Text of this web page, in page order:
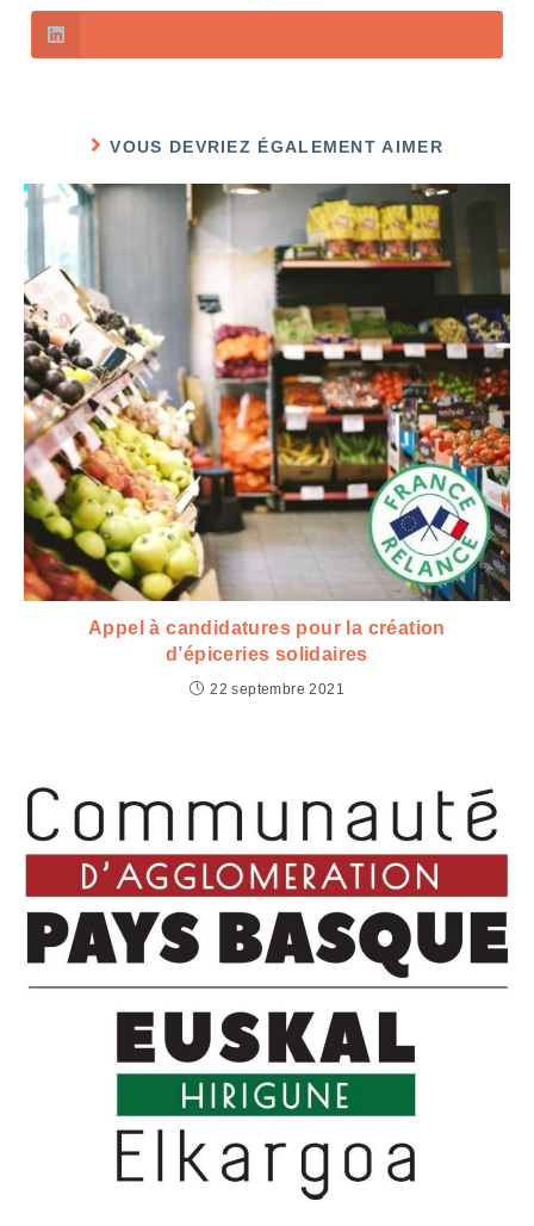
VOUS DEVRIEZ ÉGALEMENT AIMER
Appel à candidatures pour la création
d’épiceries solidaires
22 septembre 2021